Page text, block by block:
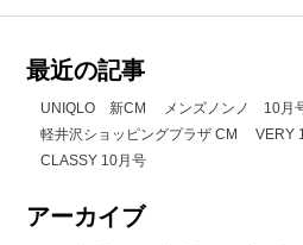
最近の記事
UNIQLO 新CM メンズノンノ 10月
軽井沢ショッピングプラザ CM
VERY
CLASSY 10月号
アーカイブ